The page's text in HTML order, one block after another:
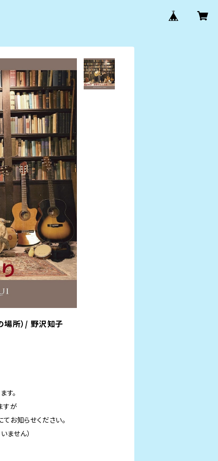
所）/ 野沢知子
す。
すが
お知らせください。
ません）